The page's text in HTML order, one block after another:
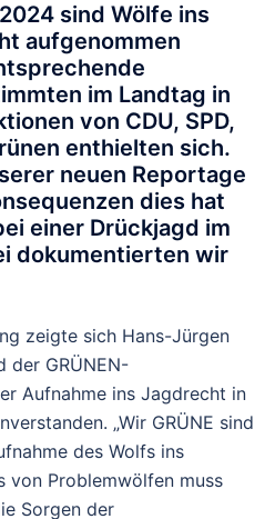
sind Wölfe ins
aufgenommen
im Landtag in
von CDU, SPD,
enthielten sich.
neuen Reportage
dies hat
einer Drückjagd im
dokumentierten wir
zeigte sich Hans-Jürgen
der GRÜNEN-
Aufnahme ins Jagdrecht in
„Wir GRÜNE sind
des Wolfs ins
von Problemwölfen muss
Sorgen der